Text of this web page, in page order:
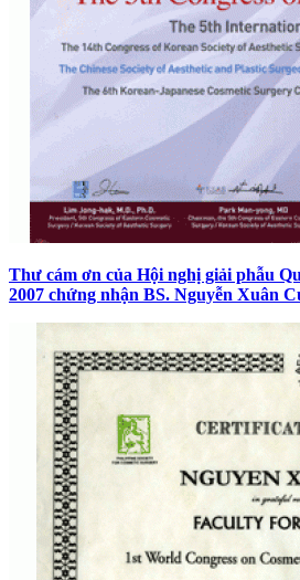
Thư cám ơn của Hội nghị giải phẫu
2007 chứng nhận BS. Nguyễn Xuân